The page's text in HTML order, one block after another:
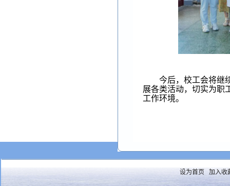
今后，校工会将继
展各类活动，切实为职
工作环境。
设为首页 加入收